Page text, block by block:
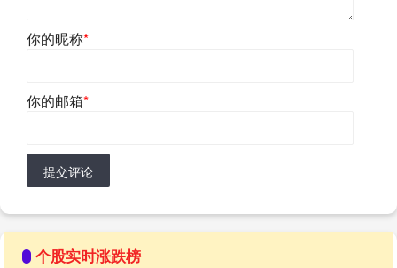
你的昵称*
你的邮箱*
提交评论
个股实时涨跌榜